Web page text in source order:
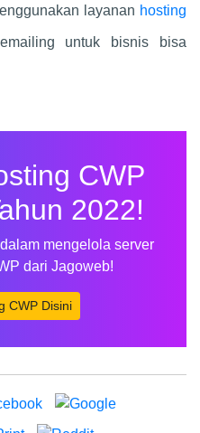
layanan hosting
untuk bisnis bisa
CWP
2022!
mengelola server
dari Jagoweb!
CWP Disini